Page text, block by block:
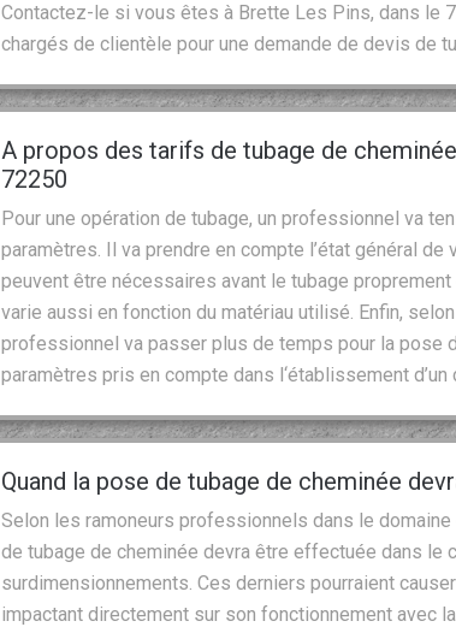
Contactez-le si vous êtes à Brette Les Pins, dans le
chargés de clientèle pour une demande de devis de
A propos des tarifs de tubage de
72250
Pour une opération de tubage, un professionnel va
paramètres. Il va prendre en compte l’état général
peuvent être nécessaires avant le tubage proprement
varie aussi en fonction du matériau utilisé. Enfin,
professionnel va passer plus de temps pour la pose
paramètres pris en compte dans l‘établissement
Quand la pose de tubage de cheminée
Selon les ramoneurs professionnels dans le
de tubage de cheminée devra être effectuée dans le
surdimensionnements. Ces derniers pourraient
impactant directement sur son fonctionnement avec